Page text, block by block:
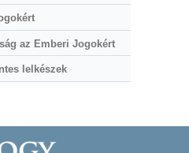
az Emberi Jogokért
lelkészek